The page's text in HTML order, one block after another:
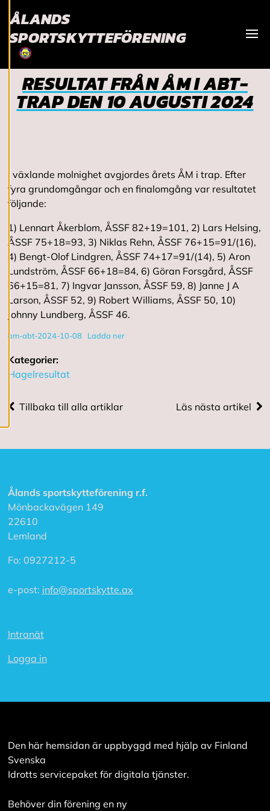
användarupplevelse
och personlig
service. Genom att
användningen av
cookies kan vi
utveckla en ännu
Du har kontroll över
dina
cookiepreferenser
och kan ändra dem
när som helst. Läs
mer om våra
cookies.
R
e
i
e
r
a
o
o
A
v
v
i
s
a
l
a
c
e
r
l
a
c
o
k
ÅLANDS
SPORTSKYTTEFÖRENING
RESULTAT FRÅN ÅM I ABT-
TRAP DEN 10 AUGUSTI 2024
I växlande molnighet avgjordes årets ÅM i trap. Efter
fyra grundomgångar och en finalomgång var resultatet
följande:
1) Lennart Åkerblom, ÅSSF 82+19=101, 2) Lars Helsing,
ÅSSF 75+18=93, 3) Niklas Rehn, ÅSSF 76+15=91/(16),
4) Bengt-Olof Lindgren, ÅSSF 74+17=91/(14), 5) Aron
Lundström, ÅSSF 66+18=84, 6) Göran Forsgård, ÅSSF
66+15=81, 7) Ingvar Jansson, ÅSSF 59, 8) Janne J A
Larson, ÅSSF 52, 9) Robert Williams, ÅSSF 50, 10)
Johnny Lundberg, ÅSSF 46.
am-abt-2024-10-08 Ladda ner
Kategorier:
Hagelresultat
Tillbaka till alla artiklar Läs nästa artikel
Ålands sportskytteförening r.f.
Mönbackavägen 149
22610
Lemland
Fo: 0927212-5
e-post: info@sportskytte.ax
Intranät
Logga in
Den här hemsidan är uppbyggd med hjälp av Finland
Svenska
Idrotts servicepaket för digitala tjänster.
Behöver din förening en ny